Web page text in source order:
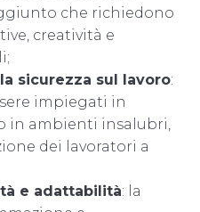
che richiedono
creatività e
sicurezza sul lavoro:
impiegati in
in ambienti insalubri,
dei lavoratori a
e adattabilità: la